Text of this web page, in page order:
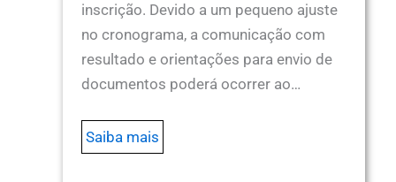
inscrição. Devido a um pequeno ajuste
no cronograma, a comunicação com
resultado e orientações para envio de
documentos poderá ocorrer ao…
Saiba mais